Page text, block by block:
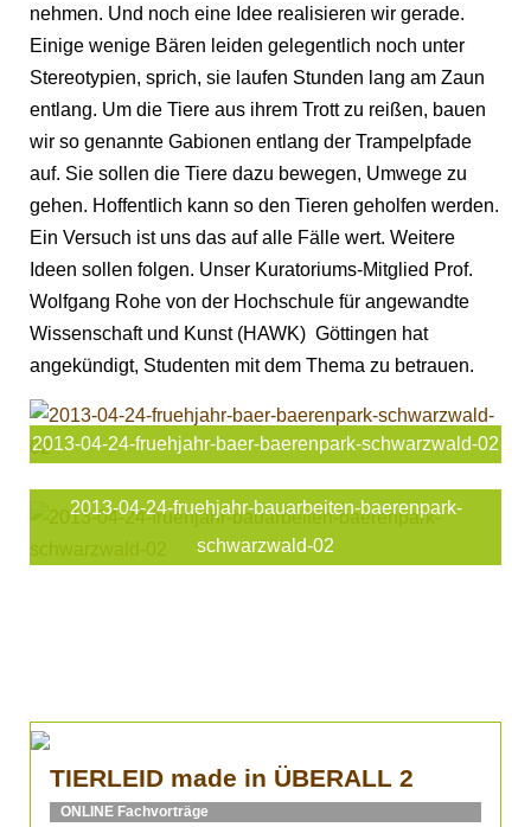
nehmen. Und noch eine Idee realisieren wir gerade.
Einige wenige Bären leiden gelegentlich noch unter
Stereotypien, sprich, sie laufen Stunden lang am Zaun
entlang. Um die Tiere aus ihrem Trott zu reißen, bauen
wir so genannte Gabionen entlang der Trampelpfade
auf. Sie sollen die Tiere dazu bewegen, Umwege zu
gehen. Hoffentlich kann so den Tieren geholfen werden.
Ein Versuch ist uns das auf alle Fälle wert. Weitere
Ideen sollen folgen. Unser Kuratoriums-Mitglied Prof.
Wolfgang Rohe von der Hochschule für angewandte
Wissenschaft und Kunst (HAWK) Göttingen hat
angekündigt, Studenten mit dem Thema zu betrauen.
2013-04-24-fruehjahr-baer-baerenpark-schwarzwald-02
2013-04-24-fruehjahr-bauarbeiten-baerenpark-
schwarzwald-02
TIERLEID made in ÜBERALL 2
ONLINE Fachvorträge